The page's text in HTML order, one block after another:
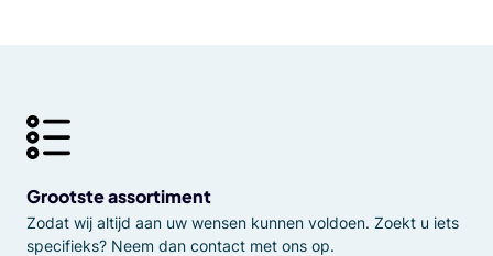
Grootste assortiment
Zodat wij altijd aan uw wensen kunnen voldoen. Zoekt u iets
specifieks? Neem dan contact met ons op.